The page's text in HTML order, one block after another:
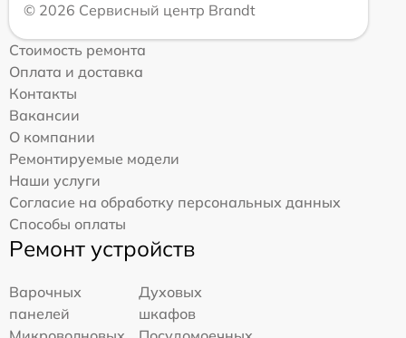
© 2026 Сервисный центр Brandt
Стоимость ремонта
Оплата и доставка
Контакты
Вакансии
О компании
Ремонтируемые модели
Наши услуги
Согласие на обработку персональных данных
Способы оплаты
Ремонт устройств
Варочных
панелей
Духовых
шкафов